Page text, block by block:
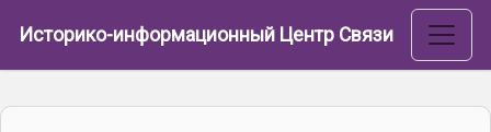
Историко-информационный Центр Связи